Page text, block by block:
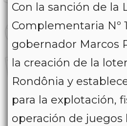
Con la sanción de la
Complementaria Nº
gobernador Marcos
la creación de la
Rondônia y
para la explotación,
operación de juegos